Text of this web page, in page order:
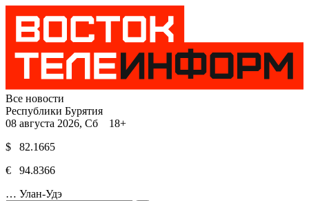
Все новости
Республики Бурятия
08 августа 2026, Сб 18+
$ 82.1665
€ 94.8366
… Улан-Удэ